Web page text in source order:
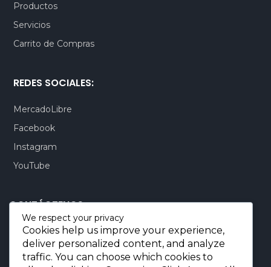
Productos
Servicios
Carrito de Compras
REDES SOCIALES:
MercadoLibre
Facebook
Instagram
YouTube
CONTÁCTENOS:
Quito-Ecuador:+593 99 803 7777
Llamadas: +593 99 803 7777
Miami-USA:
+1 (872) 295 6069
We respect your privacy
Cookies help us improve your experience,
deliver personalized content, and analyze
traffic. You can choose which cookies to